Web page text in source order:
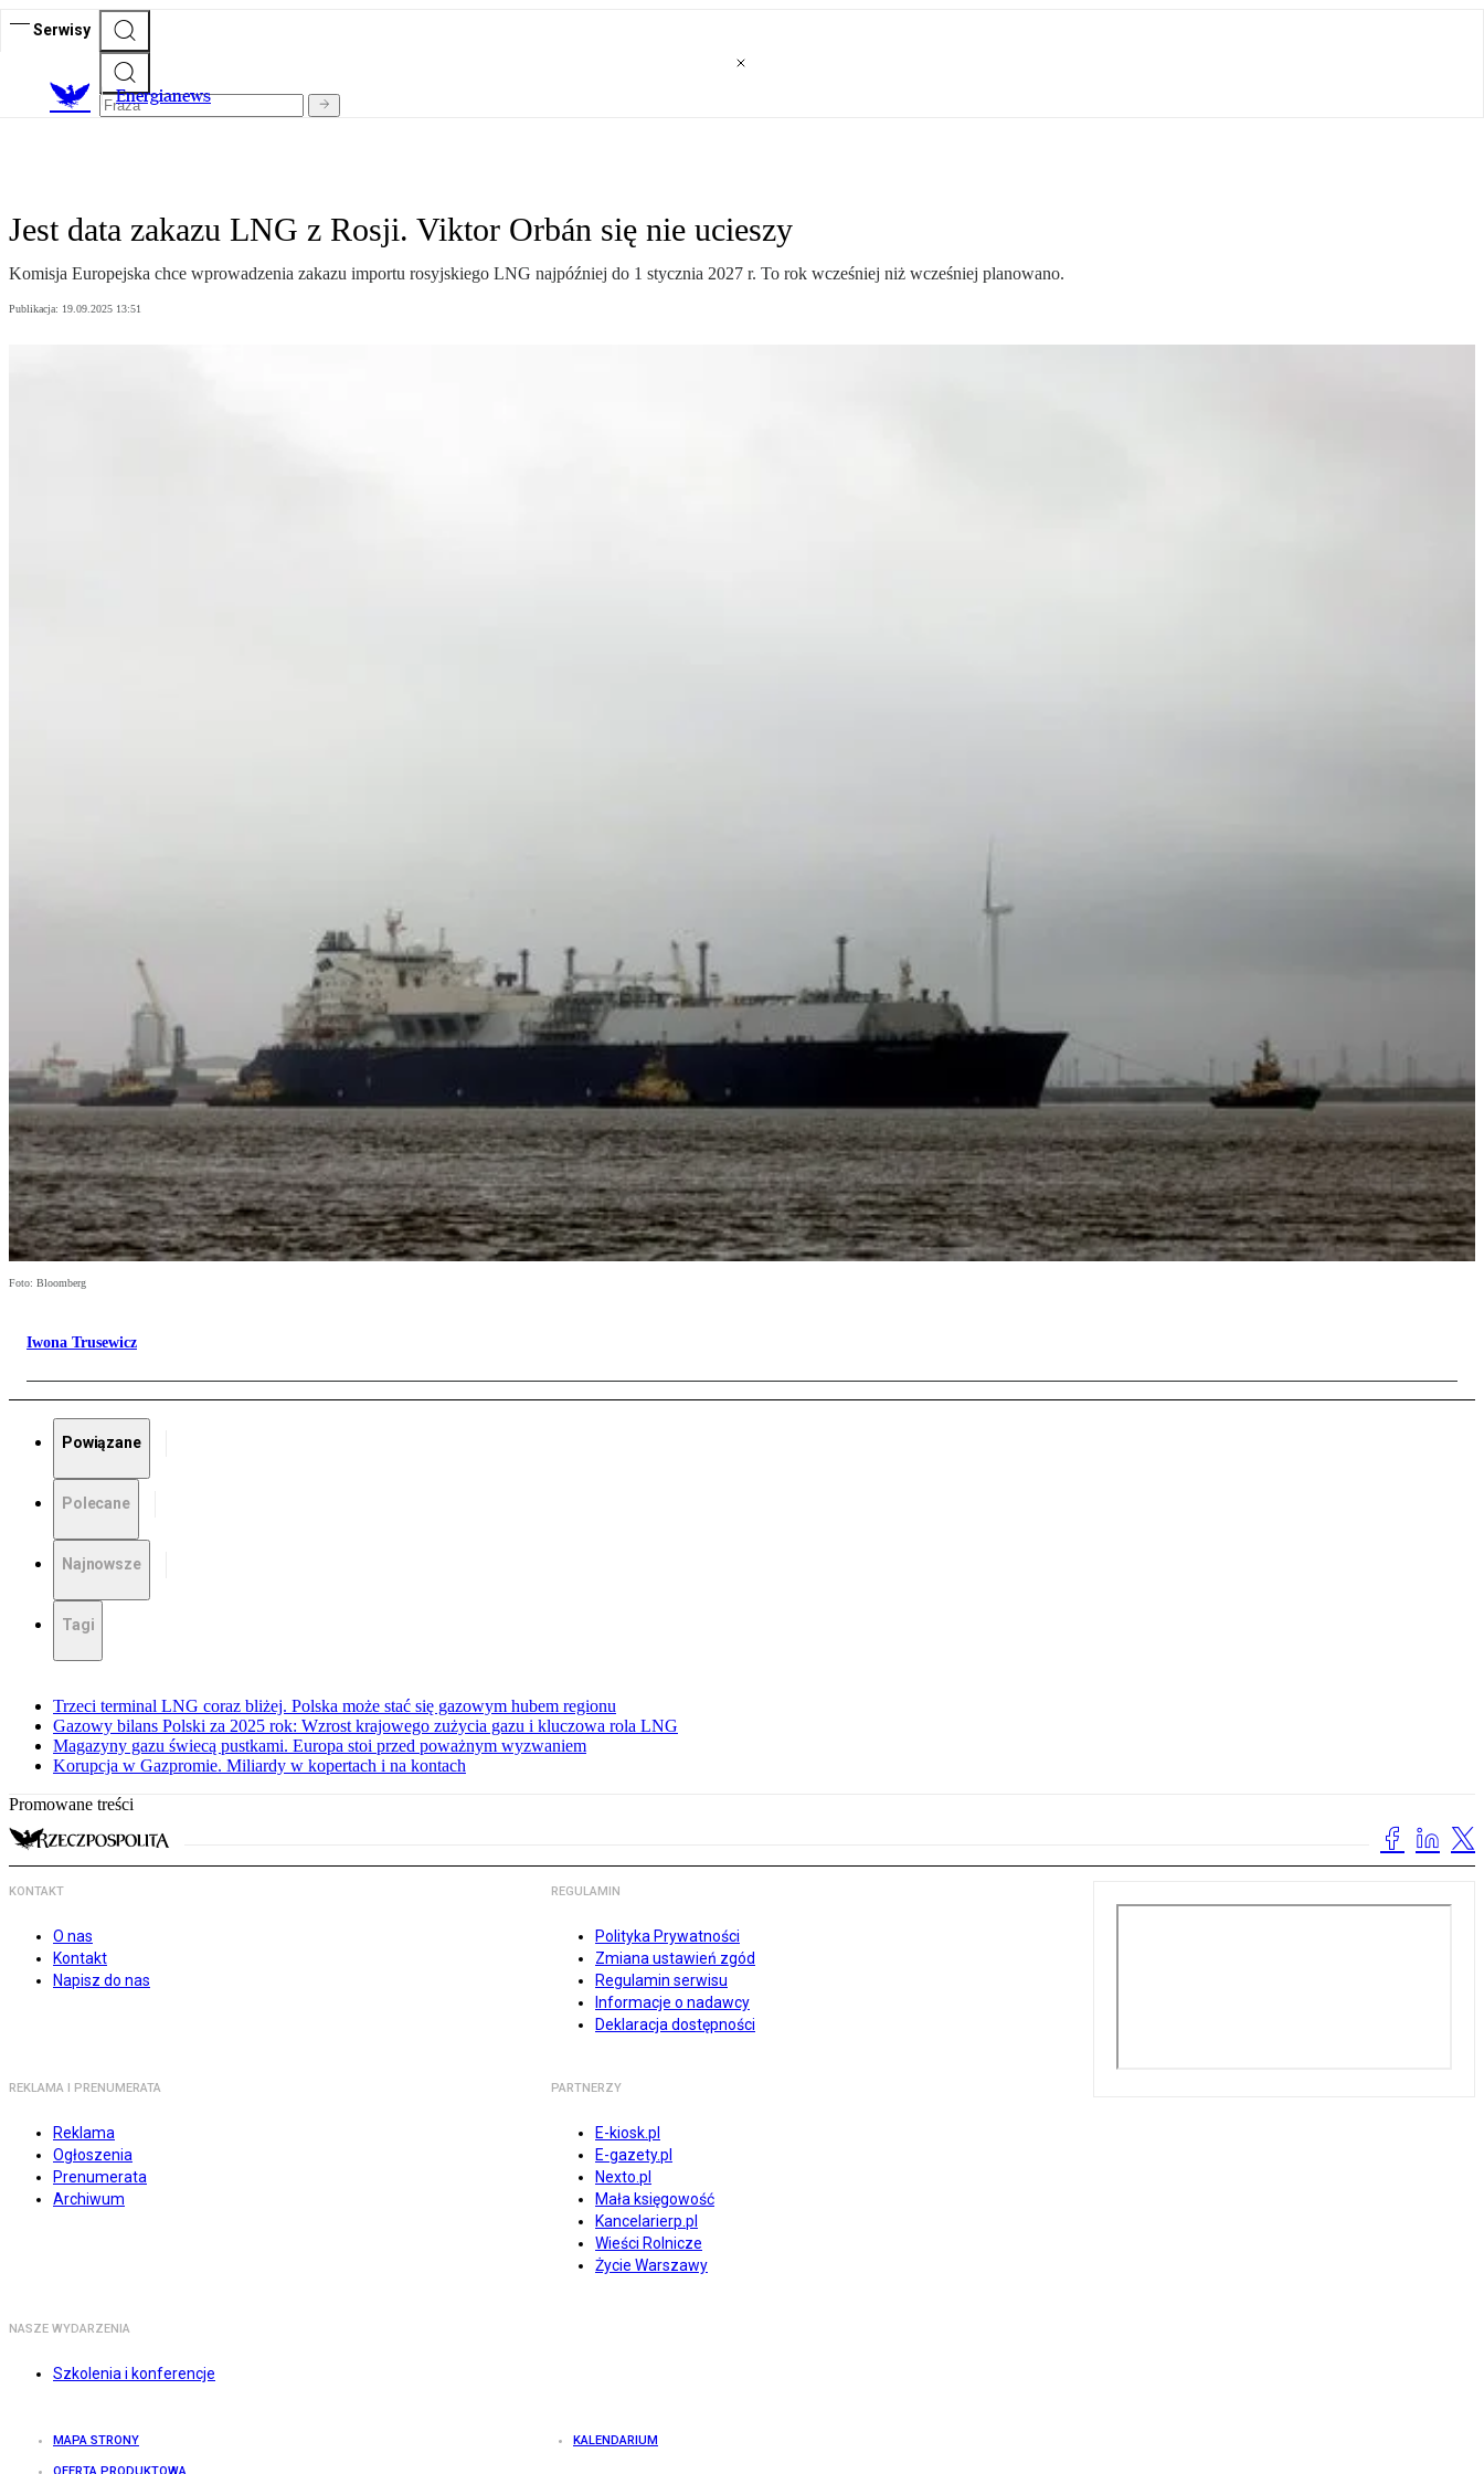
Serwisy
Energianews
Jest data zakazu LNG z Rosji. Viktor Orbán się nie ucieszy
Komisja Europejska chce wprowadzenia zakazu importu rosyjskiego LNG najpóźniej do 1 stycznia 2027 r. To rok wcześniej niż wcześniej planowano.
Publikacja: 19.09.2025 13:51
Foto: Bloomberg
Iwona Trusewicz
Powiązane
Polecane
Najnowsze
Tagi
Trzeci terminal LNG coraz bliżej. Polska może stać się gazowym hubem regionu
Gazowy bilans Polski za 2025 rok: Wzrost krajowego zużycia gazu i kluczowa rola LNG
Magazyny gazu świecą pustkami. Europa stoi przed poważnym wyzwaniem
Korupcja w Gazpromie. Miliardy w kopertach i na kontach
Promowane treści
KONTAKT
O nas
Kontakt
Napisz do nas
REGULAMIN
Polityka Prywatności
Zmiana ustawień zgód
Regulamin serwisu
Informacje o nadawcy
Deklaracja dostępności
REKLAMA I PRENUMERATA
Reklama
Ogłoszenia
Prenumerata
Archiwum
PARTNERZY
E-kiosk.pl
E-gazety.pl
Nexto.pl
Mała księgowość
Kancelarierp.pl
Wieści Rolnicze
Życie Warszawy
NASZE WYDARZENIA
Szkolenia i konferencje
MAPA STRONY KALENDARIUM